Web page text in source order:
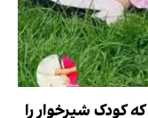
کودک شیرخوار را